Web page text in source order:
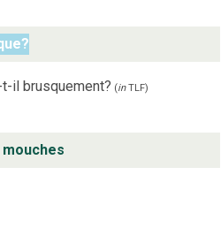
il brusquement? (inTLF)